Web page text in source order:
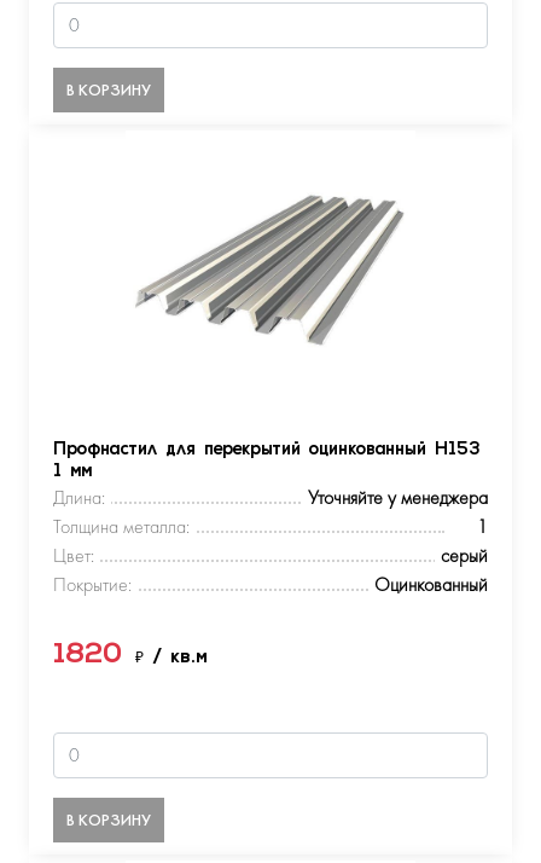
В КОРЗИНУ
Профнастил для перекрытий оцинкованный Н153
1 мм
Длина:
Уточняйте у менеджера
Толщина металла:
1
Цвет:
серый
Покрытие:
Оцинкованный
1820 ₽ / кв.м
В КОРЗИНУ